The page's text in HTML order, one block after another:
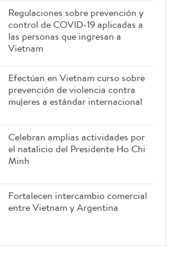
Regulaciones sobre prevención y
control de COVID-19 aplicadas a
las personas que ingresan a
Vietnam
Efectúan en Vietnam curso sobre
prevención de violencia contra
mujeres a estándar internacional
Celebran amplias actividades por
el natalicio del Presidente Ho Chi
Minh
Fortalecen intercambio comercial
entre Vietnam y Argentina